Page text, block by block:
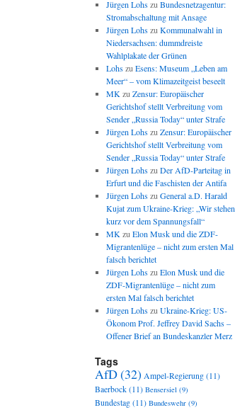
Jürgen Lohszu Bundesnetzagentur:
Stromabschaltung mit Ansage
Jürgen Lohszu Kommunalwahl in
Niedersachsen: dummdreiste
Wahlplakate der Grünen
Lohszu Esens: Museum „Leben am
Meer“ – vom Klimazeitgeist beseelt
MK zu Zensur: Europäischer
Gerichtshof stellt Verbreitung vom
Sender „Russia Today“ unter Strafe
Jürgen Lohszu Zensur: Europäischer
Gerichtshof stellt Verbreitung vom
Sender „Russia Today“ unter Strafe
Jürgen Lohszu Der AfD-Parteitag in
Erfurt und die Faschisten der Antifa
Jürgen Lohszu General a.D. Harald
Kujat zum Ukraine-Krieg: „Wir stehen
kurz vor dem Spannungsfall“
MK zu Elon Musk und die ZDF-
Migrantenlüge – nicht zum ersten Mal
falsch berichtet
Jürgen Lohszu Elon Musk und die
ZDF-Migrantenlüge – nicht zum
ersten Mal falsch berichtet
Jürgen Lohszu Ukraine-Krieg: US-
Ökonom Prof. Jeffrey David Sachs –
Offener Brief an Bundeskanzler Merz
Tags
AfD(32) Ampel-Regierung (11)
Baerbock (11) Bensersiel (9)
Bundestag (11) Bundeswehr (9)